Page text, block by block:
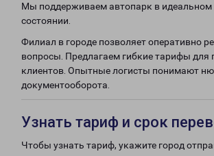
Мы поддерживаем автопарк в идеальном
состоянии.
Филиал в городе позволяет оперативно
вопросы. Предлагаем гибкие тарифы для
клиентов. Опытные логисты понимают
документооборота.
Узнать тариф и срок
Чтобы узнать тариф, укажите город